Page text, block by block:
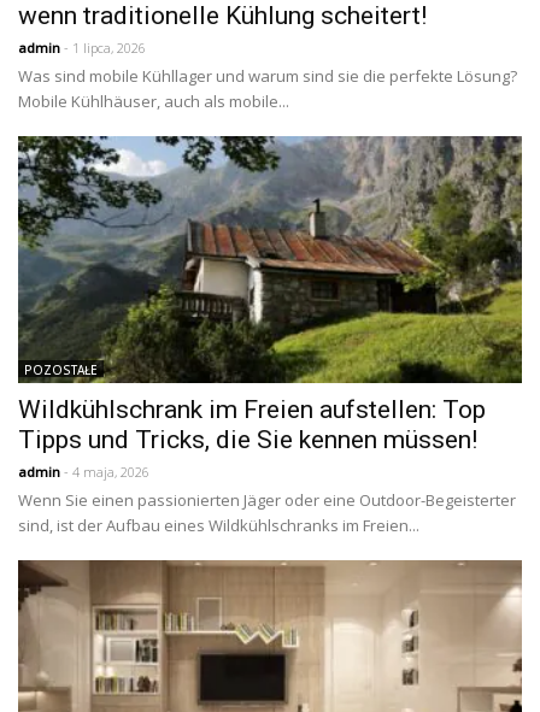
wenn traditionelle Kühlung scheitert!
admin - 1 lipca, 2026
Was sind mobile Kühllager und warum sind sie die perfekte Lösung?
Mobile Kühlhäuser, auch als mobile...
POZOSTAŁE
Wildkühlschrank im Freien aufstellen: Top
Tipps und Tricks, die Sie kennen müssen!
admin - 4 maja, 2026
Wenn Sie einen passionierten Jäger oder eine Outdoor-Begeisterter
sind, ist der Aufbau eines Wildkühlschranks im Freien...